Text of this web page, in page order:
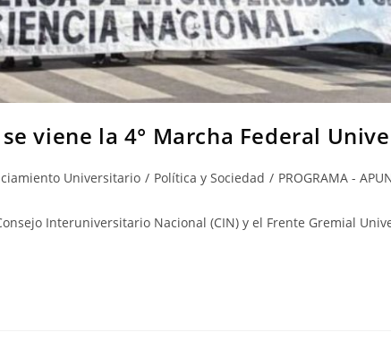
viene la 4° Marcha Federal
Universitario / Política y Sociedad / PROGRAMA -
Interuniversitario Nacional (CIN) y el Frente Gremial